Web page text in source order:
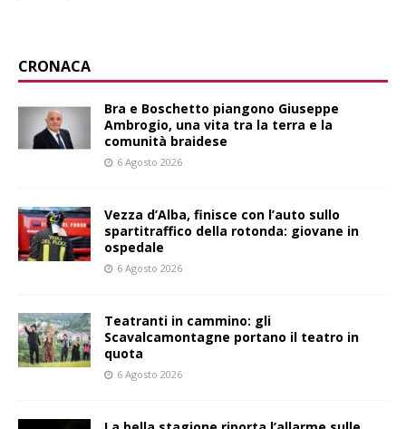
CRONACA
Bra e Boschetto piangono Giuseppe
Ambrogio, una vita tra la terra e la
comunità braidese
6 Agosto 2026
Vezza d’Alba, finisce con l’auto sullo
spartitraffico della rotonda: giovane in
ospedale
6 Agosto 2026
Teatranti in cammino: gli
Scavalcamontagne portano il teatro in
quota
6 Agosto 2026